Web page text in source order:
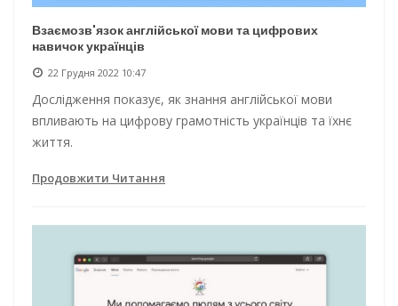
Взаємозв'язок англійської мови та цифрових
навичок українців
22 Грудня 2022 10:47
Дослідження показує, як знання англійської мови
впливають на цифрову грамотність українців та їхнє
життя.
Продовжити Читання